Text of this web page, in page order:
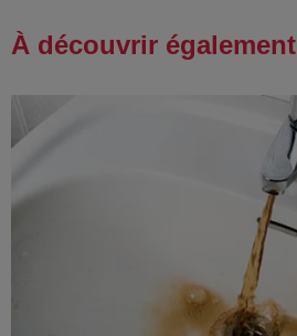
À découvrir également